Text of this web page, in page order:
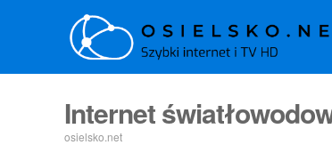
Internet
osielsko.net